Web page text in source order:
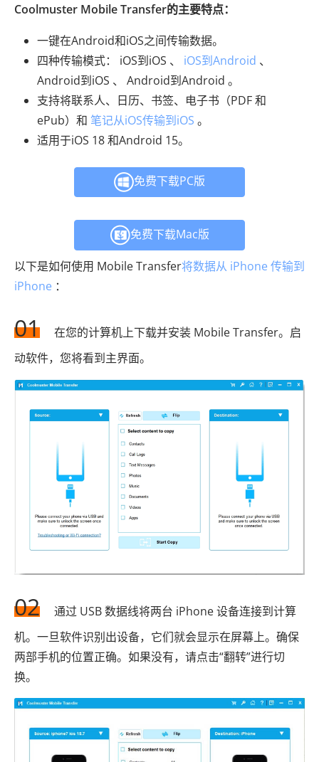
Coolmuster Mobile Transfer的主要特点：
一键在Android和iOS之间传输数据。
四种传输模式： iOS到iOS 、 iOS到Android 、
Android到iOS 、 Android到Android 。
支持将联系人、日历、书签、电子书（PDF 和
ePub）和 笔记从iOS传输到iOS 。
适用于iOS 18 和Android 15。
免费下载PC版
免费下载Mac版
以下是如何使用 Mobile Transfer将数据从 iPhone 传输到
iPhone ：
01
在您的计算机上下载并安装 Mobile Transfer。启
动软件，您将看到主界面。
02
通过 USB 数据线将两台 iPhone 设备连接到计算
机。一旦软件识别出设备，它们就会显示在屏幕上。确保
两部手机的位置正确。如果没有，请点击“翻转”进行切
换。